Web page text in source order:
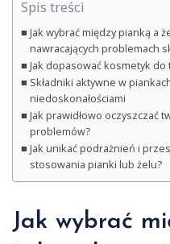
Spis treści
Jak wybrać między pianką a
nawracających problemach
Jak dopasować kosmetyk
Składniki aktywne w
niedoskonałościami
Jak prawidłowo oczyszczać
problemów?
Jak unikać podrażnień i
stosowania pianki lub żelu?
Jak wybrać